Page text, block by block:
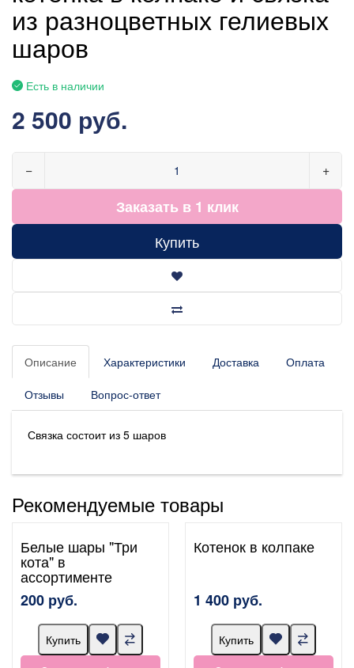
из разноцветных гелиевых
шаров
Есть в наличии
2 500 руб.
− +
Заказать в 1 клик
Купить
Описание Характеристики Доставка Оплата
Отзывы Вопрос-ответ
Связка состоит из 5 шаров
Рекомендуемые товары
Белые шары "Три
кота" в
ассортименте
200 руб.
Купить
Котенок в колпаке
1 400 руб.
Купить